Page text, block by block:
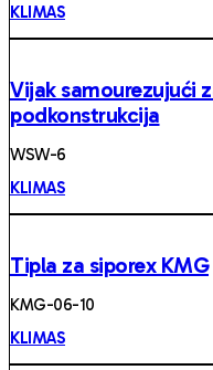
KLIMAS
Vijak samourezujući
podkonstrukcija
WSW-6
KLIMAS
Tipla za siporex KMG
KMG-06-10
KLIMAS